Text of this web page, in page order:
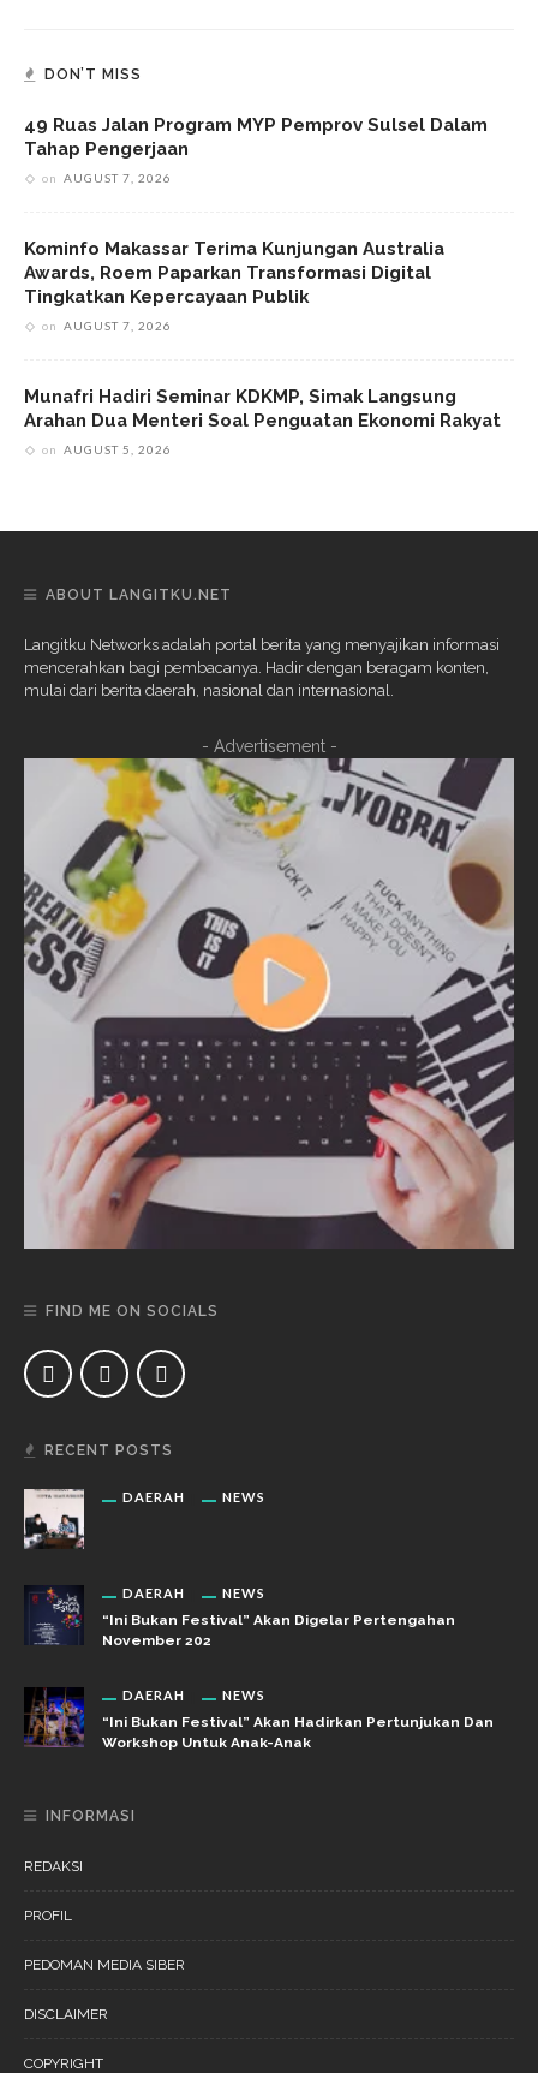
DON’T MISS
49 Ruas Jalan Program MYP Pemprov Sulsel Dalam
Tahap Pengerjaan
on AUGUST 7, 2026
Kominfo Makassar Terima Kunjungan Australia
Awards, Roem Paparkan Transformasi Digital
Tingkatkan Kepercayaan Publik
on AUGUST 7, 2026
Munafri Hadiri Seminar KDKMP, Simak Langsung
Arahan Dua Menteri Soal Penguatan Ekonomi Rakyat
on AUGUST 5, 2026
ABOUT LANGITKU.NET
Langitku Networks adalah portal berita yang menyajikan informasi
mencerahkan bagi pembacanya. Hadir dengan beragam konten,
mulai dari berita daerah, nasional dan internasional.
- Advertisement -
FIND ME ON SOCIALS
RECENT POSTS
DAERAH NEWS
DAERAH NEWS
“Ini Bukan Festival” Akan Digelar Pertengahan
November 202
DAERAH NEWS
“Ini Bukan Festival” Akan Hadirkan Pertunjukan Dan
Workshop Untuk Anak-Anak
INFORMASI
REDAKSI
PROFIL
PEDOMAN MEDIA SIBER
DISCLAIMER
COPYRIGHT